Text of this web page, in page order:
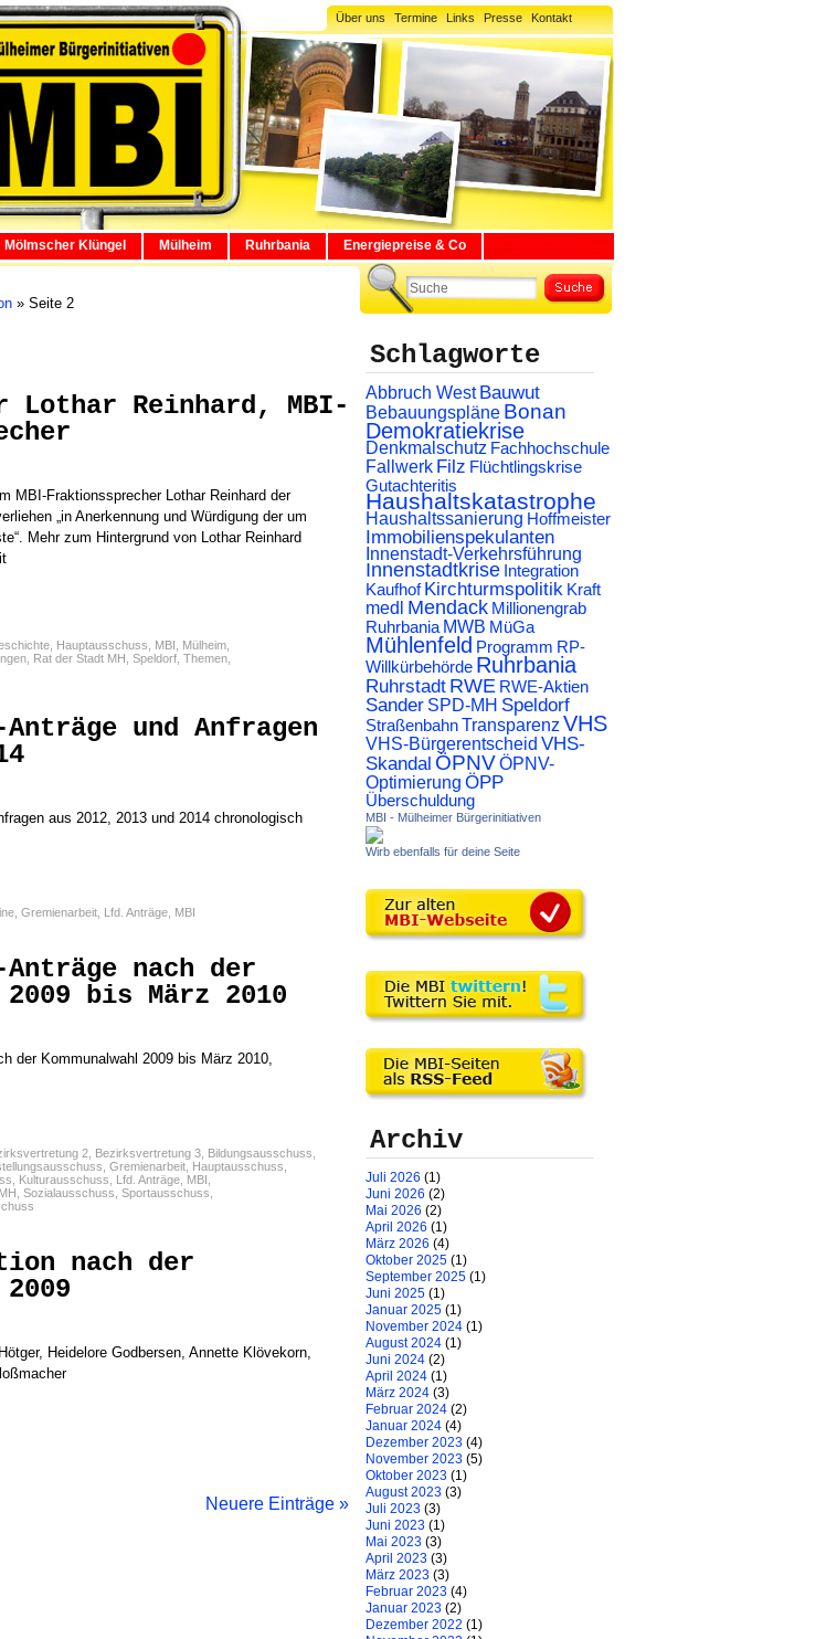
Über uns Termine Links Presse Kontakt
Mölmscher Klüngel Mülheim Ruhrbania Energiepreise & Co
» Seite 2
Lothar Reinhard, MBI-
MBI-Fraktionssprecher Lothar Reinhard der
„in Anerkennung und Würdigung der um
Mehr zum Hintergrund von Lothar Reinhard
Hauptausschuss MBI Mülheim
Rat der Stadt MH Speldorf Themen
Anträge und Anfragen
aus 2012, 2013 und 2014 chronologisch
Gremienarbeit Lfd. Anträge MBI
Anträge nach der
2009 bis März 2010
der Kommunalwahl 2009 bis März 2010,
2 Bezirksvertretung 3 Bildungsausschuss
Gremienarbeit Hauptausschuss
Kulturausschuss Lfd. Anträge MBI
Sozialausschuss Sportausschuss
nach der
2009
Heidelore Godbersen, Annette Klövekorn,
Neuere Einträge »
Schlagworte
Abbruch West Bauwut
Bebauungspläne Bonan
Demokratiekrise
Denkmalschutz Fachhochschule
Fallwerk Filz Flüchtlingskrise
Gutachteritis
Haushaltskatastrophe
Haushaltssanierung Hoffmeister
Immobilienspekulanten
Innenstadt-Verkehrsführung
Innenstadtkrise Integration
Kaufhof Kirchturmspolitik Kraft
medl Mendack Millionengrab
Ruhrbania MWB MüGa
Mühlenfeld Programm RP-
Willkürbehörde Ruhrbania
Ruhrstadt RWE RWE-Aktien
Sander SPD-MH Speldorf
StraßenbahnTransparenz VHS
VHS-Bürgerentscheid VHS-
Skandal ÖPNVÖPNV-
Optimierung ÖPP
Überschuldung
MBI - Mülheimer Bürgerinitiativen
Wirb ebenfalls für deine Seite
Archiv
Juli 2026 (1)
Juni 2026 (2)
Mai 2026 (2)
April 2026 (1)
März 2026 (4)
Oktober 2025 (1)
September 2025 (1)
Juni 2025 (1)
Januar 2025 (1)
November 2024 (1)
August 2024 (1)
Juni 2024 (2)
April 2024 (1)
März 2024 (3)
Februar 2024 (2)
Januar 2024 (4)
Dezember 2023 (4)
November 2023 (5)
Oktober 2023 (1)
August 2023 (3)
Juli 2023 (3)
Juni 2023 (1)
Mai 2023 (3)
April 2023 (3)
März 2023 (3)
Februar 2023 (4)
Januar 2023 (2)
Dezember 2022 (1)